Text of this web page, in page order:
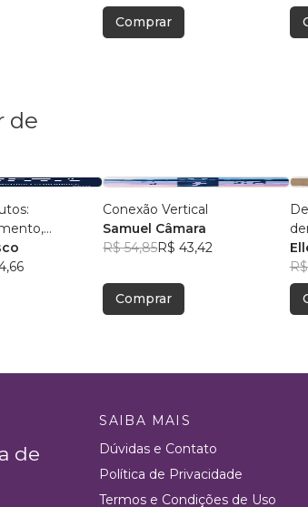
Comprar
de
e
Conexão Vertical
Samuel Câmara
R$ 54,85R$ 43,42
Comprar
de
SAIBA MAIS
Dúvidas e Contato
Política de Privacidade
Termos e Condições de Uso